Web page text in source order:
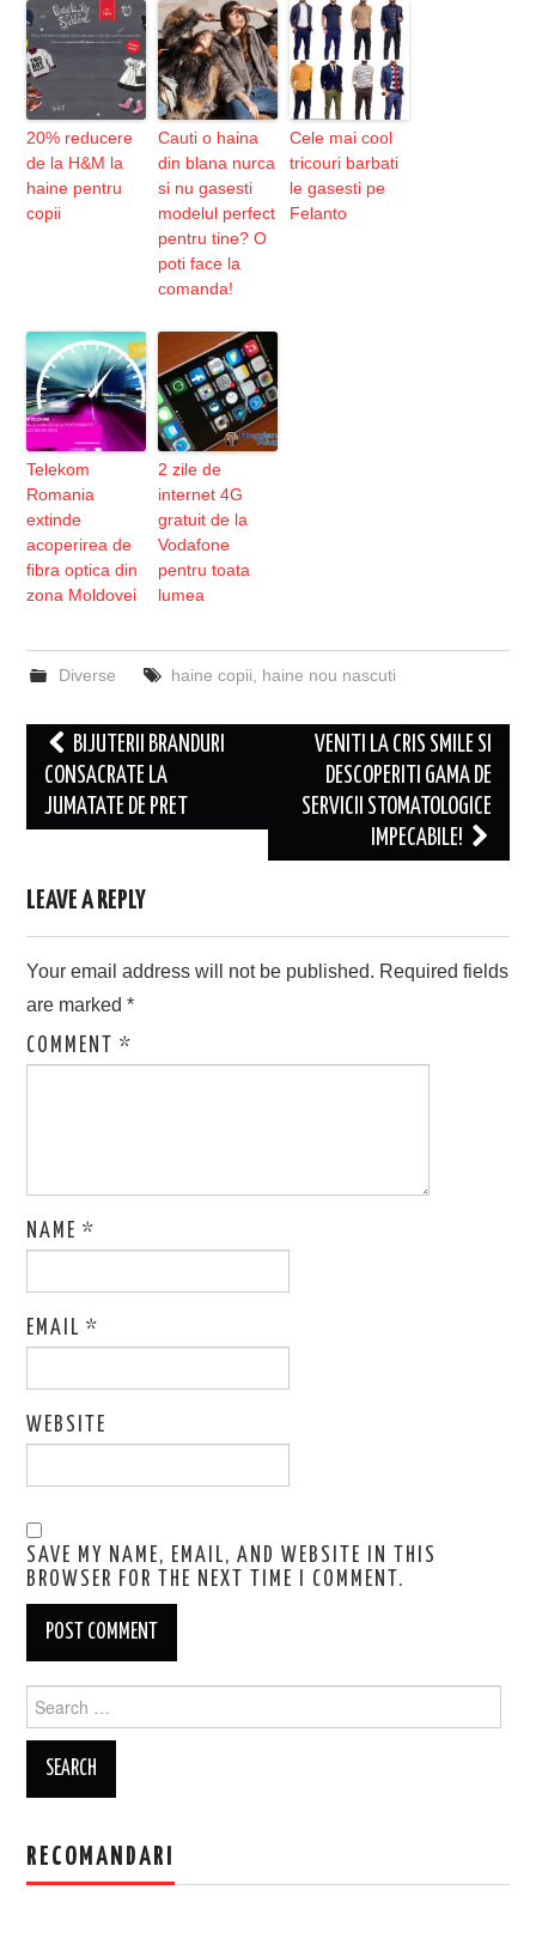
20% reducere
de la H&M la
haine pentru
copii
Cauti o haina
din blana nurca
si nu gasesti
modelul perfect
pentru tine? O
poti face la
comanda!
Cele mai cool
tricouri barbati
le gasesti pe
Felanto
Telekom
Romania
extinde
acoperirea de
fibra optica din
zona Moldovei
2 zile de
internet 4G
gratuit de la
Vodafone
pentru toata
lumea
Diverse haine copii haine nou nascuti
Post
navigation
BIJUTERII BRANDURI
CONSACRATE LA
JUMATATE DE PRET
VENITI LA CRIS SMILE SI
DESCOPERITI GAMA DE
SERVICII STOMATOLOGICE
IMPECABILE!
LEAVE A REPLY
Your email address will not be published. Required fields
are marked*
COMMENT*
NAME*
EMAIL*
WEBSITE
SAVE MY NAME, EMAIL, AND WEBSITE IN THIS
BROWSER FOR THE NEXT TIME I COMMENT.
for:
RECOMANDARI